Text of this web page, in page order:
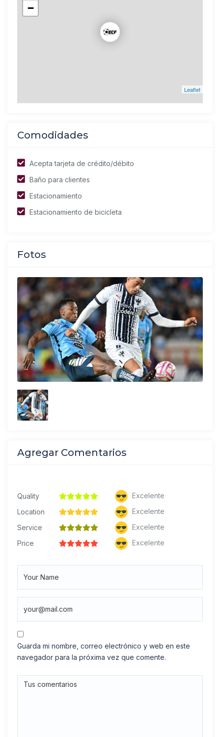
−
Leaflet
Comodidades
Acepta tarjeta de crédito/débito
Baño para clientes
Estacionamiento
Estacionamiento de bicicleta
Fotos
Agregar Comentarios
Quality
Excelente
Location
Excelente
Service
Excelente
Price
Excelente
Guarda mi nombre, correo electrónico y web en este
navegador para la próxima vez que comente.